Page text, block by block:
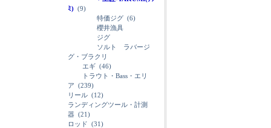
ﾐ) (9)
特価ジグ (6)
櫻井漁具
ジグ
ソルト ラバージ
グ・ブラクリ
エギ (46)
トラウト・Bass・エリ
ア (239)
リール (12)
ランディングツール・計測
器 (21)
ロッド (31)